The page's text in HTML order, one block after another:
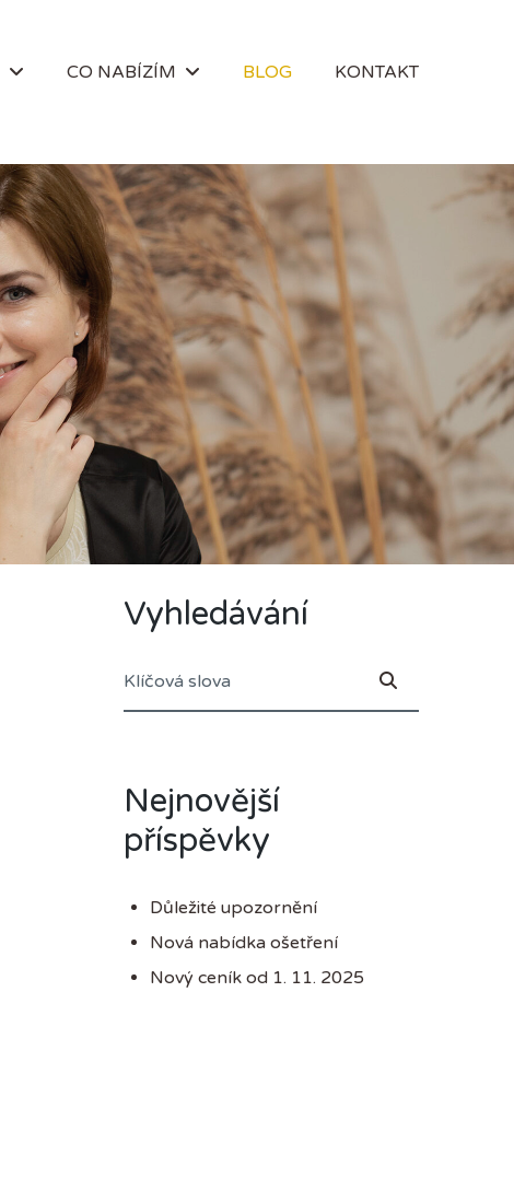
CO NABÍZÍM BLOG KONTAKT
Vyhledávání
Nejnovější
příspěvky
Důležité upozornění
Nová nabídka ošetření
Nový ceník od 1. 11. 2025